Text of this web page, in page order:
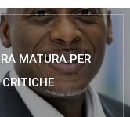
MATURA PER